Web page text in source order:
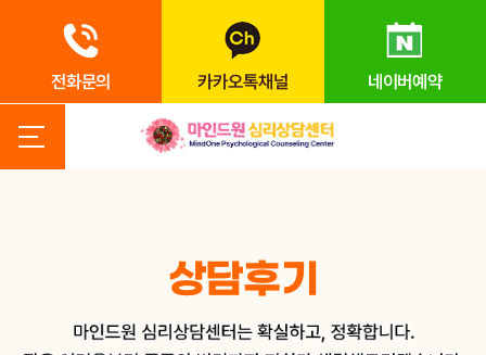
전화문의 카카오톡채널 네이버예약
상담후기